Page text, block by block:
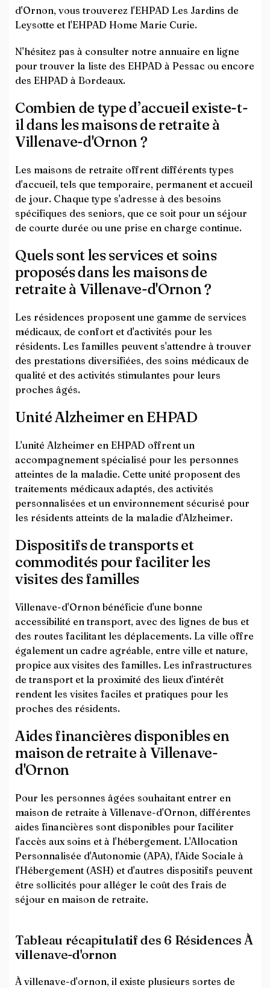
d'Ornon, vous trouverez l'EHPAD Les Jardins de
Leysotte et l'EHPAD Home Marie Curie.
N'hésitez pas à consulter notre annuaire en ligne
pour trouver la liste des EHPAD à Pessac ou encore
des EHPAD à Bordeaux.
Combien de type d’accueil existe-t-
il dans les maisons de retraite à
Villenave-d'Ornon ?
Les maisons de retraite offrent différents types
d'accueil, tels que temporaire, permanent et accueil
de jour. Chaque type s'adresse à des besoins
spécifiques des seniors, que ce soit pour un séjour
de courte durée ou une prise en charge continue.
Quels sont les services et soins
proposés dans les maisons de
retraite à Villenave-d'Ornon ?
Les résidences proposent une gamme de services
médicaux, de confort et d'activités pour les
résidents. Les familles peuvent s'attendre à trouver
des prestations diversifiées, des soins médicaux de
qualité et des activités stimulantes pour leurs
proches âgés.
Unité Alzheimer en EHPAD
L'unité Alzheimer en EHPAD offrent un
accompagnement spécialisé pour les personnes
atteintes de la maladie. Cette unité proposent des
traitements médicaux adaptés, des activités
personnalisées et un environnement sécurisé pour
les résidents atteints de la maladie d'Alzheimer.
Dispositifs de transports et
commodités pour faciliter les
visites des familles
Villenave-d'Ornon bénéficie d'une bonne
accessibilité en transport, avec des lignes de bus et
des routes facilitant les déplacements. La ville offre
également un cadre agréable, entre ville et nature,
propice aux visites des familles. Les infrastructures
de transport et la proximité des lieux d'intérêt
rendent les visites faciles et pratiques pour les
proches des résidents.
Aides financières disponibles en
maison de retraite à Villenave-
d'Ornon
Pour les personnes âgées souhaitant entrer en
maison de retraite à Villenave-d'Ornon, différentes
aides financières sont disponibles pour faciliter
l'accès aux soins et à l'hébergement. L'Allocation
Personnalisée d'Autonomie (APA), l'Aide Sociale à
l'Hébergement (ASH) et d'autres dispositifs peuvent
être sollicités pour alléger le coût des frais de
séjour en maison de retraite.
Tableau récapitulatif des 6 Résidences À
villenave-d'ornon
À villenave-d'ornon, il existe plusieurs sortes de